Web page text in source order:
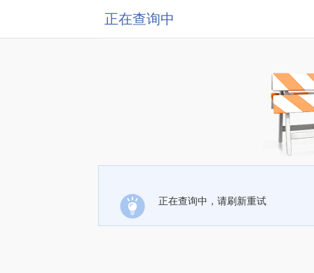
正在查询中
正在查询中，请刷新重试